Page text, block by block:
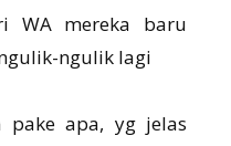
WA mereka baru
ngulik lagi
pake apa, yg jelas